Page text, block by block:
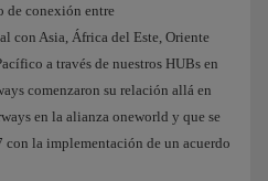
de conexión entre
con Asia, África del Este, Oriente
a través de nuestros HUBs en
comenzaron su relación allá en
en la alianza oneworld y que se
la implementación de un acuerdo